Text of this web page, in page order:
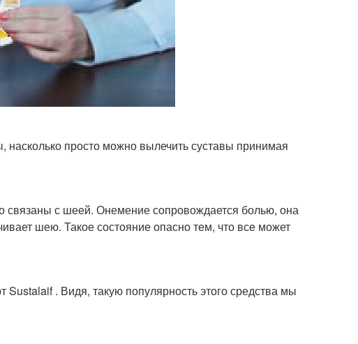
насколько просто можно вылечить суставы принимая
с шеей. Онемение сопровождается болью, она
шею. Такое состояние опасно тем, что все может
. Видя, такую популярность этого средства мы